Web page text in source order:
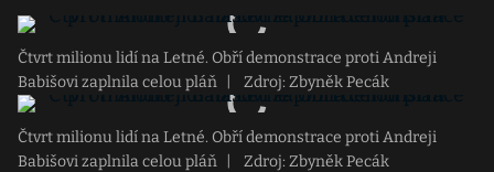
Čtvrt milionu lidí na Letné. Obří demonstrace proti Andreji
Babišovi zaplnila celou pláň
Zdroj: Zbyněk Pecák
Čtvrt milionu lidí na Letné. Obří demonstrace proti Andreji
Babišovi zaplnila celou pláň
Zdroj: Zbyněk Pecák